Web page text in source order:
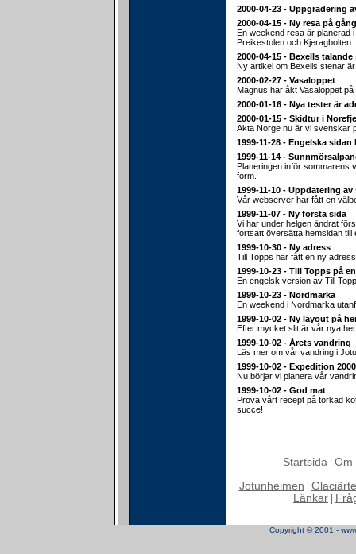
2000-04-23 - Uppgradering
2000-04-15 - Ny resa på
En weekend resa är planerad
Preikestolen och Kjeragbolten.
2000-04-15 - Bexells talande
Ny artikel om Bexells stenar
2000-02-27 - Vasaloppet
Magnus har åkt Vasaloppet
2000-01-16 - Nya tester är
2000-01-15 - Skidtur i
Akta Norge nu är vi svenskar
1999-11-28 - Engelska sidan
1999-11-14 -
Planeringen inför sommarens
form.
1999-11-10 - Uppdatering av
Vår webserver har fått en
1999-11-07 - Ny första sida
Vi har under helgen ändrat
fortsatt översätta hemsidan till
1999-10-30 - Ny adress
Till Topps har fått en ny
1999-10-23 - Till Topps på
En engelsk version av Till
1999-10-23 - Nordmarka
En weekend i Nordmarka
1999-10-02 - Ny layout på
Efter mycket slit är vår nya
1999-10-02 - Årets vandring
Läs mer om vår vandring i
1999-10-02 - Expedition 2000
Nu börjar vi planera vår
1999-10-02 - God mat
Prova vårt recept på torkad
succe!
Startsida Om
Jotunheimen
Länkar
Copyright © 2001 -